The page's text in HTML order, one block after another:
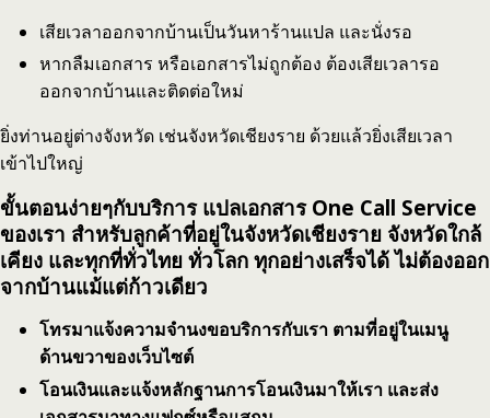
เสียเวลาออกจากบ้านเป็นวันหาร้านแปล และนั่งรอ
หากลืมเอกสาร หรือเอกสารไม่ถูกต้อง ต้องเสียเวลารอ
ออกจากบ้านและติดต่อใหม่
ยิ่งท่านอยู่ต่างจังหวัด เช่นจังหวัดเชียงราย ด้วยแล้วยิ่งเสียเวลา
เข้าไปใหญ่
ขั้นตอนง่ายๆกับบริการ แปลเอกสาร One Call Service
ของเรา สำหรับลูกค้าที่อยู่ในจังหวัดเชียงราย จังหวัดใกล้
เคียง และทุกที่ทั่วไทย ทั่วโลก ทุกอย่างเสร็จได้ ไม่ต้องออก
จากบ้านแม้แต่ก้าวเดียว
โทรมาแจ้งความจำนงขอบริการกับเรา ตามที่อยู่ในเมนู
ด้านขวาของเว็บไซต์
โอนเงินและแจ้งหลักฐานการโอนเงินมาให้เรา และส่ง